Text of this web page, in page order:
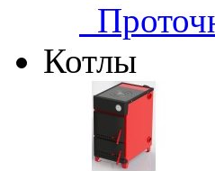
Котлы